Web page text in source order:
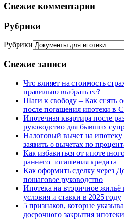
Свежие комментарии
Рубрики
Рубрики
Свежие записи
Что влияет на стоимость
правильно выбрать ее?
Шаги к свободу – Как снять
после погашения ипотеки в
Ипотечная квартира после
руководство для бывших
Налоговый вычет на ипотеку
заявить о вычетах по
Как избавиться от
раннего погашения кредита
Как оформить сделку через
пошаговое руководство
Ипотека на вторичное жильё
условия и ставки в 2025 году
5 признаков, которые
досрочного закрытия ипотеки